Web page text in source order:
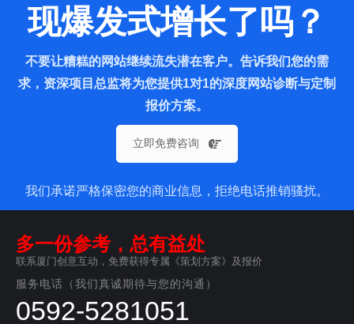
现爆发式增长了吗？
不要让糟糕的网站继续流失潜在客户。告诉我们您的需
求，资深项目总监将为您提供1对1的深度网站诊断与定制
报价方案。
立即免费咨询
我们承诺严格保密您的商业信息，拒绝电话推销骚扰。
多一份参考，总有益处
联系厦门创意互动，免费获得专属《策划方案》及报价
服务电话（我们真诚期待与您的沟通）
0592-5281051